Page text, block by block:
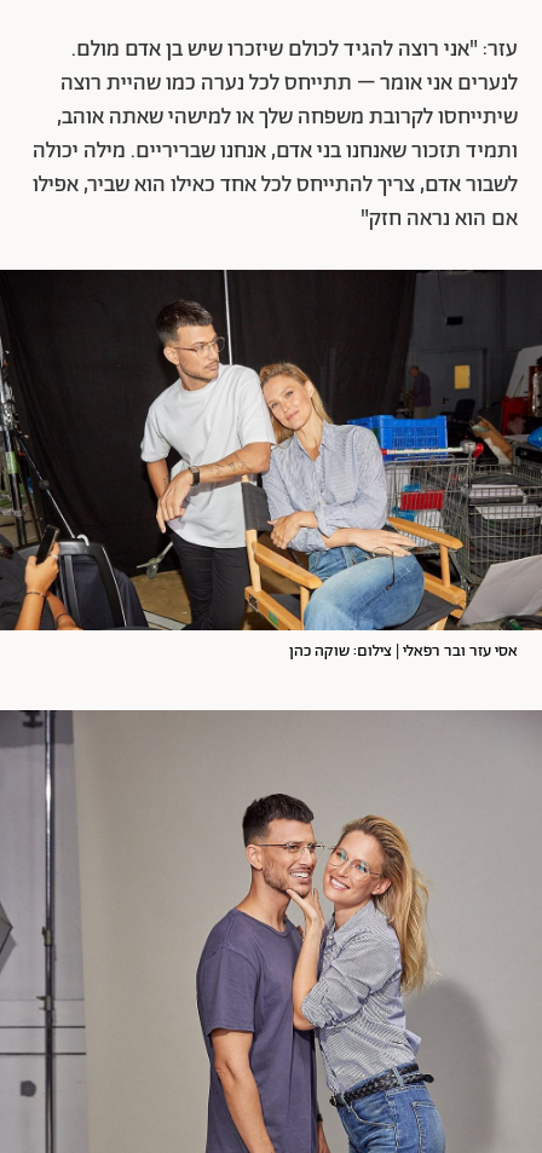
עזר: "אני רוצה להגיד לכולם שיזכרו שיש בן אדם מולם.
לנערים אני אומר – תתייחס לכל נערה כמו שהיית רוצה
שיתייחסו לקרובת משפחה שלך או למישהי שאתה אוהב,
ותמיד תזכור שאנחנו בני אדם, אנחנו שבריריים. מילה יכולה
לשבור אדם, צריך להתייחס לכל אחד כאילו הוא שביר, אפילו
אם הוא נראה חזק"
אסי עזר ובר רפאלי | צילום: שוקה כהן